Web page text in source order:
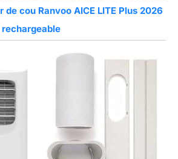
cou Ranvoo AICE LITE Plus 2026
rechargeable